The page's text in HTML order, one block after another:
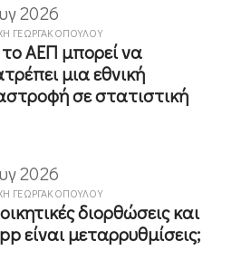
2026
ΓΕΩΡΓΑΚΟΠΟΎΛΟΥ
ΑΕΠ μπορεί να
μια εθνική
σε στατιστική
2026
ΓΕΩΡΓΑΚΟΠΟΎΛΟΥ
διορθώσεις και
είναι μεταρρυθμίσεις;